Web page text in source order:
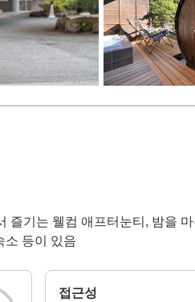
즐기는 웰컴 애프터눈티, 밤을
소 등이 있음
접근성